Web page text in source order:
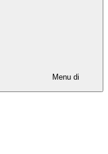
Menu di